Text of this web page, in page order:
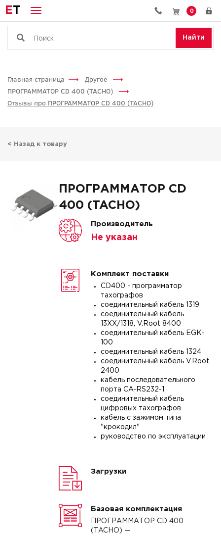
ET 0
Найти
Главная страница
Другое
ПРОГРАММАТОР CD 400 (TACHO)
Отзывы про ПРОГРАММАТОР CD 400 (TACHO)
< Назад к товару
ПРОГРАММАТОР CD
400 (TACHO)
Производитель
Не указан
Комплект поставки
CD400 - программатор
тахографов
соединительный кабель 1319
соединительный кабель
13ХХ/1318, V.Root 8400
соединительный кабель EGK-
100
соединительный кабель 1324
соединительный кабель V.Root
2400
кабель последовательного
порта CA-RS232-1
соединительный кабель
цифровых тахографов
кабель с зажимом типа
"крокодил"
руководство по эксплуатации
Загрузки
Базовая комплектация
ПРОГРАММАТОР CD 400
(TACHO) —